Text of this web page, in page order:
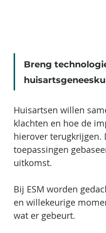
Breng
Huisartsen willen
klachten en hoe de
hierover terugkrijgen.
toepassingen
uitkomst.
Bij ESM worden
en willekeurige
wat er gebeurt.